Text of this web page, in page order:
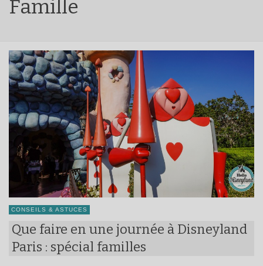
Famille
CONSEILS & ASTUCES
Que faire en une journée à Disneyland
Paris : spécial familles